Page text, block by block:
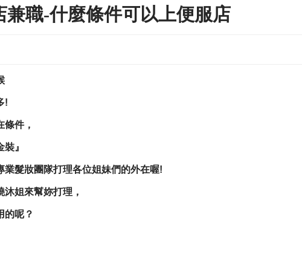
兼職-什麼條件可以上便服店
!
條件，
』
業髮妝團隊打理各位姐妹們的外在喔!
沐姐來幫妳打理，
的呢？